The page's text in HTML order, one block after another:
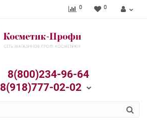
0 0
8(800)234-96-64
8(918)777-02-02